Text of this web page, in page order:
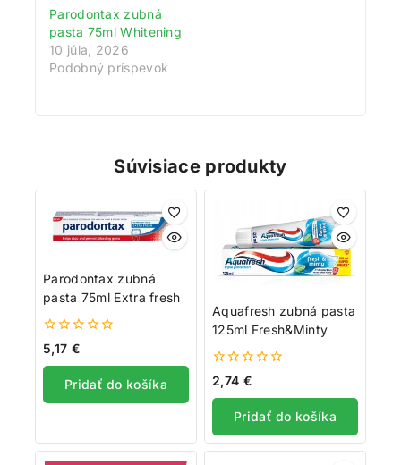
Parodontax zubná
pasta 75ml Whitening
10 júla, 2026
Podobný príspevok
Súvisiace produkty
Parodontax zubná
pasta 75ml Extra fresh
0
5
5,17 €
Pridať do košíka
Aquafresh zubná pasta
125ml Fresh&Minty
0
5
2,74 €
Pridať do košíka